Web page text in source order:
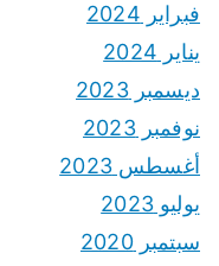
فبراير 2024
يناير 2024
ديسمبر 2023
نوفمبر 2023
أغسطس 2023
يوليو 2023
سبتمبر 2020